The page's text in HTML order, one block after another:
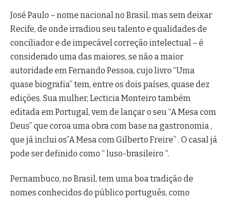
José Paulo – nome nacional no Brasil, mas sem deixar
Recife, de onde irradiou seu talento e qualidades de
conciliador e de impecável correção intelectual – é
considerado uma das maiores, se não a maior
autoridade em Fernando Pessoa, cujo livro “Uma
quase biografia” tem, entre os dois países, quase dez
edições. Sua mulher, Lecticia Monteiro também
editada em Portugal, vem de lançar o seu “A Mesa com
Deus” que coroa uma obra com base na gastronomia ,
que já inclui os”A Mesa com Gilberto Freire” . O casal já
pode ser definido como “ luso-brasileiro “.
Pernambuco, no Brasil, tem uma boa tradição de
nomes conhecidos do público português, como